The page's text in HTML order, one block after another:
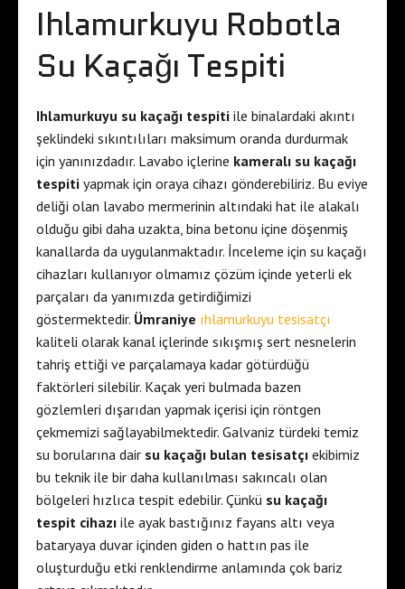
Ihlamurkuyu Robotla
Su Kaçağı Tespiti
Ihlamurkuyu su kaçağı tespiti ile binalardaki akıntı
şeklindeki sıkıntılıları maksimum oranda durdurmak
için yanınızdadır. Lavabo içlerine kameralı su kaçağı
tespiti yapmak için oraya cihazı gönderebiliriz. Bu eviye
deliği olan lavabo mermerinin altındaki hat ile alakalı
olduğu gibi daha uzakta, bina betonu içine döşenmiş
kanallarda da uygulanmaktadır. İnceleme için su kaçağı
cihazları kullanıyor olmamız çözüm içinde yeterli ek
parçaları da yanımızda getirdiğimizi
göstermektedir. Ümraniye ıhlamurkuyu tesisatçı
kaliteli olarak kanal içlerinde sıkışmış sert nesnelerin
tahriş ettiği ve parçalamaya kadar götürdüğü
faktörleri silebilir. Kaçak yeri bulmada bazen
gözlemleri dışarıdan yapmak içerisi için röntgen
çekmemizi sağlayabilmektedir. Galvaniz türdeki temiz
su borularına dair su kaçağı bulan tesisatçı ekibimiz
bu teknik ile bir daha kullanılması sakıncalı olan
bölgeleri hızlıca tespit edebilir. Çünkü su kaçağı
tespit cihazı ile ayak bastığınız fayans altı veya
bataryaya duvar içinden giden o hattın pas ile
oluşturduğu etki renklendirme anlamında çok bariz